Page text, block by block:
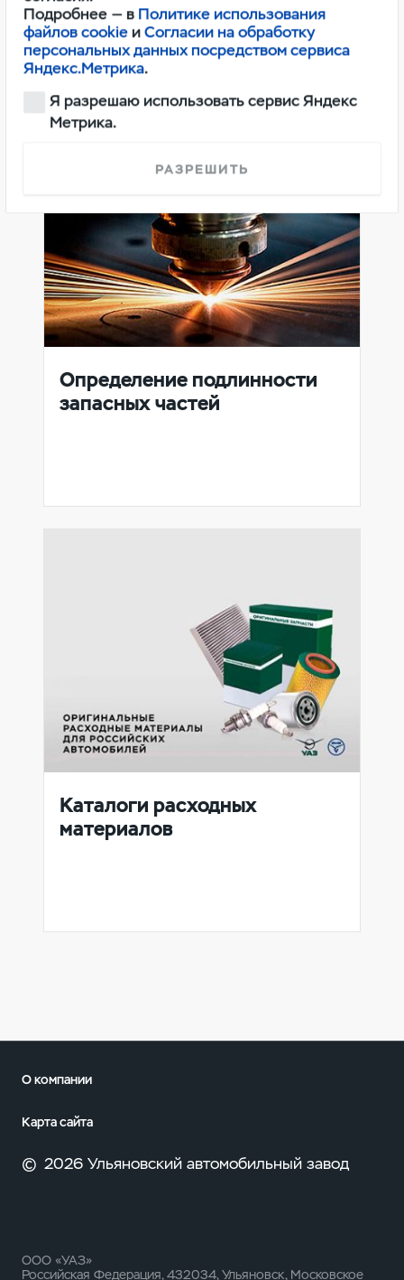
Определение подлинности
запасных частей
Каталоги расходных
материалов
О компании
Карта сайта
© 2026 Ульяновский автомобильный завод
ООО «УАЗ»
Российская Федерация, 432034, Ульяновск, Московское
Подробнее — в Политике использования
файлов cookie иСогласии на обработку
персональных данных посредством сервиса
Яндекс.Метрика.
Я разрешаю использовать сервис Яндекс
Метрика.
РАЗРЕШИТЬ